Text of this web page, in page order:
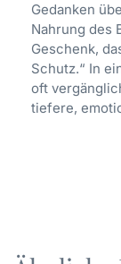
Gedanken
Nahrung des
Geschenk,
Schutz.“ In
oft
tiefere,